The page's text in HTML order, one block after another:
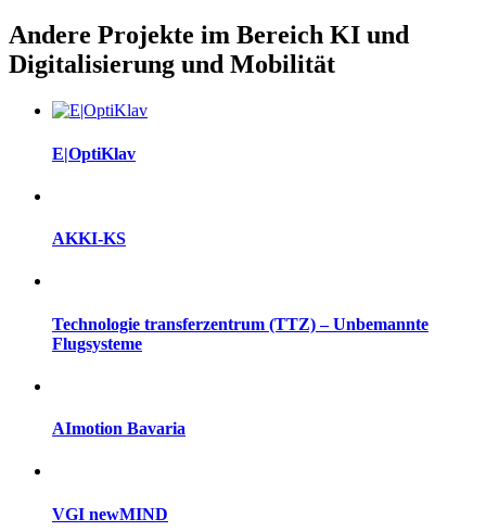
Andere Projekte im Bereich KI und
Digitalisierung und Mobilität
E|OptiKlav
AKKI-KS
Technologie transferzentrum (TTZ) – Unbemannte
Flugsysteme
AImotion Bavaria
VGI newMIND